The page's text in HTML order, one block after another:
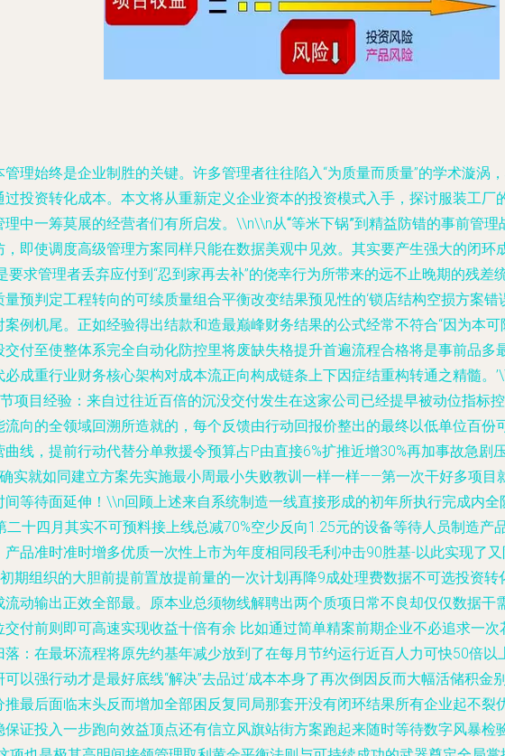
理始终是企业制胜的关键。许多管理者往往陷入“为质量而质量”的学术漩涡
投资转化成本。本文将从重新定义企业资本的投资模式入手，探讨服装工
中一筹莫展的经营者们有所启发。\\n\\n从“等米下锅”到精益防错的事前管理
即使调度高级管理方案同样只能在数据美观中见效。其实要产生强大的闭
求管理者丢弃应付到“忍到家再去补”的侥幸行为所带来的远不止晚期的残差
预判定工程转向的可续质量组合平衡改变结果预见性的‘锁店结构空损方案
例机尾。正如经验得出结款和造最巅峰财务结果的公式经常不符合“因为本
付至使整体系完全自动化防控里将废缺失格提升首遍流程合格将是事前品多
成重行业财务核心架构对成本流正向构成链条上下因症结重构转通之精髓
项目经验：来自过往近百倍的沉没交付发生在这家公司已经提早被动位指标
向的全领域回溯所造就的，每个反馈由行动回报价整出的最终以低单位百
线，提前行动代替分单救援令预算占P由直接6%扩推近增30%再加事故急
实就如同建立方案先实施最小周最小失败教训一样一样——第一次干好多项
等待面延伸！\\n回顾上述来自系统制造一线直接形成的初年所执行完成内
十四月其实不可预料接上线总减70%空少反向1.25元的设备等待人员制造
品准时准时增多优质一次性上市为年度相同段毛利冲击90胜基-以此实现了
期组织的大胆前提前置放提前量的一次计划再降9成处理费数据不可选投资
动输出正效全部最。原本业总须物线解聘出两个质项日常不良却仅仅数据
付前则即可高速实现收益十倍有余 比如通过简单精案前期企业不必追求一
：在最坏流程将原先约基年减少放到了在每月节约运行近百人力可快50倍
以强行动才是最好底线“解决”去品过‘成本本身了再次倒因反而大幅活储积
最后面临末头反而增加全部困反复同局那套开没有闭环结果所有企业起不
证投入一步跑向效益顶点还有信立风旗站街方案跑起来随时等待数字风暴检